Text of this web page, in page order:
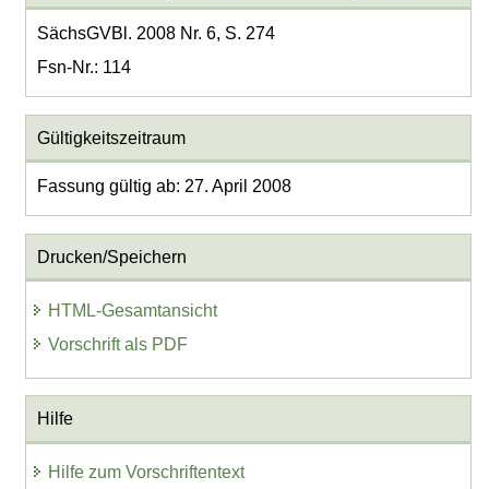
SächsGVBl. 2008 Nr. 6, S. 274
Fsn-Nr.: 114
Gültigkeitszeitraum
Fassung gültig ab: 27. April 2008
Drucken/Speichern
HTML-Gesamtansicht
Vorschrift als PDF
Hilfe
Hilfe zum Vorschriftentext